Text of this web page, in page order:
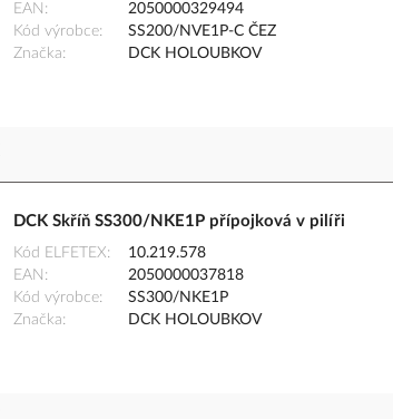
EAN
2050000329494
Kód výrobce
SS200/NVE1P-C ČEZ
Značka
DCK HOLOUBKOV
DCK Skříň SS300/NKE1P přípojková v pilíři
Kód ELFETEX
10.219.578
EAN
2050000037818
Kód výrobce
SS300/NKE1P
Značka
DCK HOLOUBKOV